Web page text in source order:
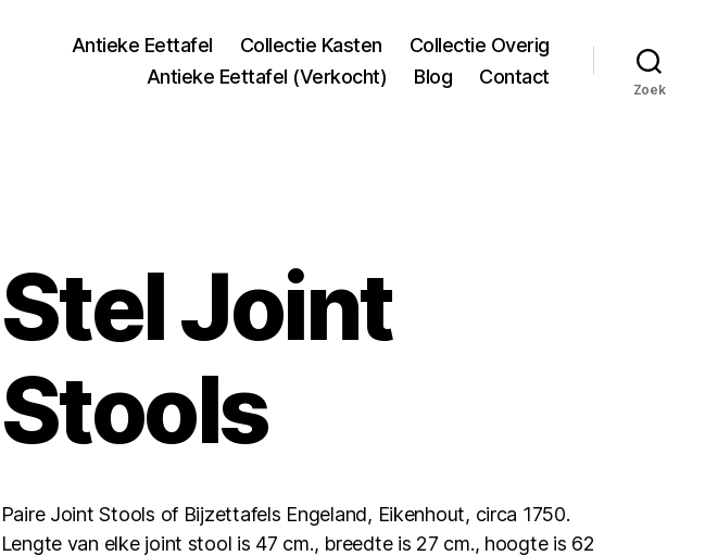
Antieke Eettafel Collectie Kasten
Collectie Overig
Antieke Eettafel (Verkocht)
Blog Contact
Zoek
Stel Joint
Stools
Paire Joint Stools of Bijzettafels Engeland, Eikenhout, circa 1750.
Lengte van elke joint stool is 47 cm., breedte is 27 cm., hoogte is 62